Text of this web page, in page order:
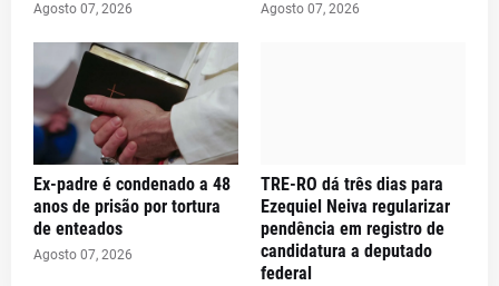
Agosto 07, 2026 Agosto 07, 2026
Ex-padre é condenado a 48
anos de prisão por tortura
de enteados
Agosto 07, 2026
TRE-RO dá três dias para
Ezequiel Neiva regularizar
pendência em registro de
candidatura a deputado
federal